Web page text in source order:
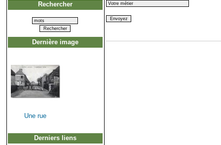
Rechercher
Dernière image
Une rue
Derniers liens